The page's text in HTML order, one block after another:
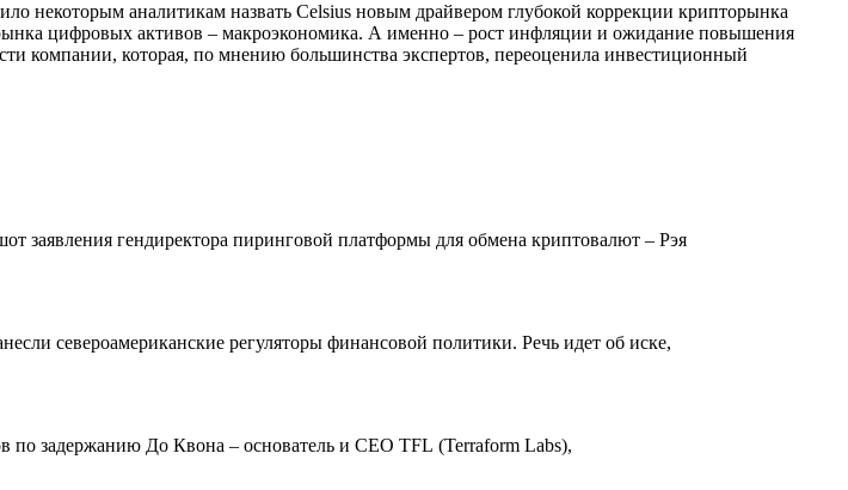
некоторым аналитикам назвать Celsius новым драйвером глубокой коррекции крипторынка
цифровых активов – макроэкономика. А именно – рост инфляции и ожидание повышения
компании, которая, по мнению большинства экспертов, переоценила инвестиционный
заявления гендиректора пиринговой платформы для обмена криптовалют – Рэя
североамериканские регуляторы финансовой политики. Речь идет об иске,
по задержанию До Квона – основатель и CEO TFL (Terraform Labs),